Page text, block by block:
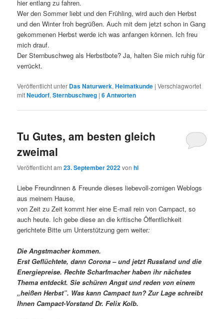
hier entlang zu fahren.
Wer den Sommer liebt und den Frühling, wird auch den Herbst
und den Winter froh begrüßen. Auch mit dem jetzt schon in Gang
gekommenen Herbst werde ich was anfangen können. Ich freu
mich drauf.
Der Sternbuschweg als Herbstbote? Ja, halten Sie mich ruhig für
verrückt.
Veröffentlicht unter Das Naturwerk,Heimatkunde |Verschlagwortet
mitNeudorf,Sternbuschweg |6Antworten
Tu Gutes, am besten gleich
zweimal
Veröffentlicht am23. September 2022vonhl
Liebe Freundinnen & Freunde dieses liebevoll-zornigen Weblogs
aus meinem Hause,
von Zeit zu Zeit kommt hier eine E-mail rein von Campact, so
auch heute. Ich gebe diese an die kritische Öffentlichkeit
gerichtete Bitte um Unterstützung gern weiter:
Die Angstmacher kommen.
Erst Geflüchtete, dann Corona – und jetzt Russland und die
Energiepreise. Rechte Scharfmacher haben ihr nächstes
Thema entdeckt. Sie schüren Angst und reden von einem
„heißen Herbst”. Was kann Campact tun? Zur Lage schreibt
Ihnen Campact-Vorstand Dr. Felix Kolb.